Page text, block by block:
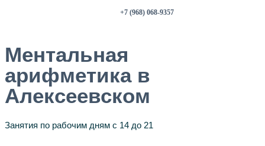
+7 (968) 068-9357
Ментальная
арифметика в
Алексеевском
Занятия по рабочим дням с 14 до 21